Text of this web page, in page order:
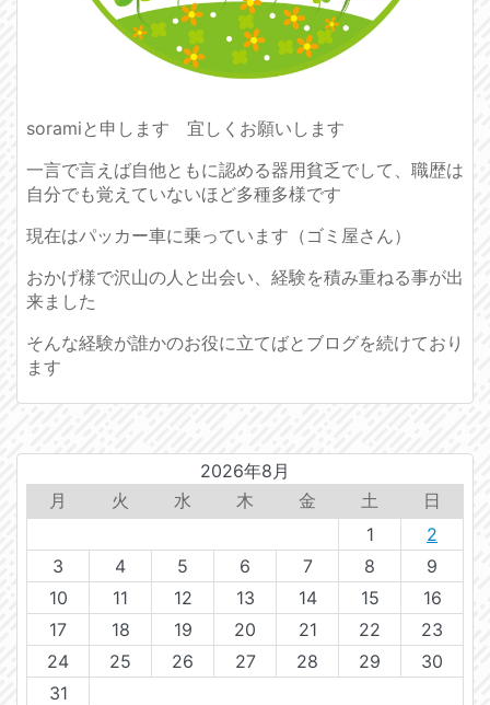
soramiと申します 宜しくお願いします
一言で言えば自他ともに認める器用貧乏でして、職歴は
自分でも覚えていないほど多種多様です
現在はパッカー車に乗っています（ゴミ屋さん）
おかげ様で沢山の人と出会い、経験を積み重ねる事が出
来ました
そんな経験が誰かのお役に立てばとブログを続けており
ます
2026年8月
月
火 水 木 金 土
日
1
2
3
4 5 6 7 8
9
10
11 12 13 14 15
16
17
18 19 20 21 22
23
24
25 26 27 28 29
30
31